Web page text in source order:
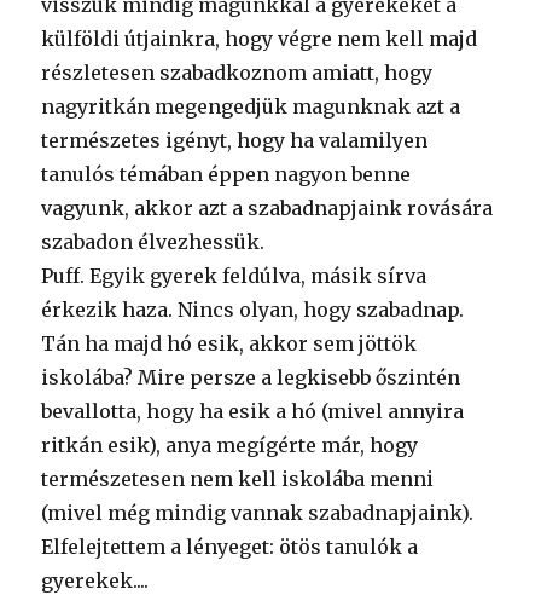
visszük mindig magunkkal a gyerekeket a
külföldi útjainkra, hogy végre nem kell majd
részletesen szabadkoznom amiatt, hogy
nagyritkán megengedjük magunknak azt a
természetes igényt, hogy ha valamilyen
tanulós témában éppen nagyon benne
vagyunk, akkor azt a szabadnapjaink rovására
szabadon élvezhessük.
Puff. Egyik gyerek feldúlva, másik sírva
érkezik haza. Nincs olyan, hogy szabadnap.
Tán ha majd hó esik, akkor sem jöttök
iskolába? Mire persze a legkisebb őszintén
bevallotta, hogy ha esik a hó (mivel annyira
ritkán esik), anya megígérte már, hogy
természetesen nem kell iskolába menni
(mivel még mindig vannak szabadnapjaink).
Elfelejtettem a lényeget: ötös tanulók a
gyerekek....